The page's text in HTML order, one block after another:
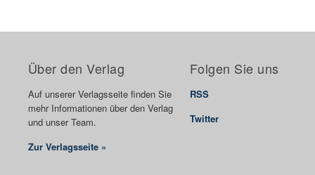
Über den Verlag
Auf unserer Verlagsseite finden Sie
mehr Informationen über den Verlag
und unser Team.
Zur Verlagsseite »
Folgen Sie uns
RSS
Twitter